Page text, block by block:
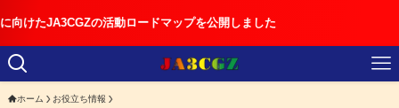
活動ロードマップを公開しました
ホーム お役立ち情報